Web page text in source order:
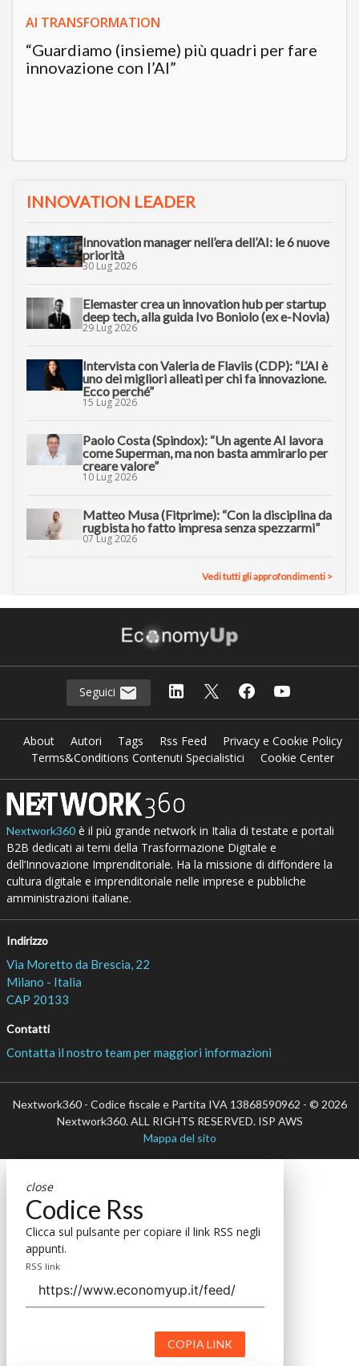
AI TRANSFORMATION
“Guardiamo (insieme) più quadri per fare
innovazione con l’AI”
INNOVATION LEADER
Innovation manager nell’era dell’AI: le 6 nuove
priorità
30 Lug 2026
Elemaster crea un innovation hub per startup
deep tech, alla guida Ivo Boniolo (ex e-Novia)
29 Lug 2026
Intervista con Valeria de Flaviis (CDP): “L’AI è
uno dei migliori alleati per chi fa innovazione.
Ecco perché”
15 Lug 2026
Paolo Costa (Spindox): “Un agente AI lavora
come Superman, ma non basta ammirarlo per
creare valore”
10 Lug 2026
Matteo Musa (Fitprime): “Con la disciplina da
rugbista ho fatto impresa senza spezzarmi”
07 Lug 2026
Vedi tutti gli approfondimenti >
Seguici
About Autori Tags Rss Feed
Privacy e Cookie Policy
Terms&Conditions Contenuti Specialistici
Cookie Center
Nextwork360è il più grande network in Italia di testate e portali
B2B dedicati ai temi della Trasformazione Digitale e
dell’Innovazione Imprenditoriale. Ha la missione di diffondere la
cultura digitale e imprenditoriale nelle imprese e pubbliche
amministrazioni italiane.
Indirizzo
Via Moretto da Brescia, 22
Milano - Italia
CAP 20133
Contatti
Contatta il nostro team per maggiori informazioni
Nextwork360 - Codice fiscale e Partita IVA 13868590962 - © 2026
Nextwork360. ALL RIGHTS RESERVED. ISP AWS
Mappa del sito
close
Codice Rss
Clicca sul pulsante per copiare il link RSS negli
appunti.
RSS link
COPIA LINK